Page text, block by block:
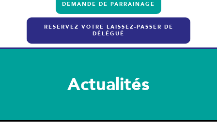
DEMANDE DE PARRAINAGE
RÉSERVEZ VOTRE LAISSEZ-PASSER DE
DÉLÉGUÉ
Actualités